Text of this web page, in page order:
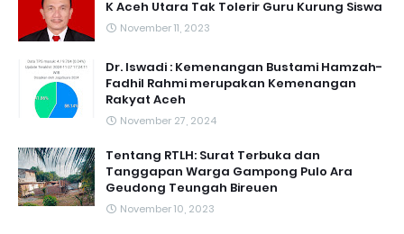
K Aceh Utara Tak Tolerir Guru Kurung Siswa
November 11, 2023
Dr. Iswadi : Kemenangan Bustami Hamzah-
Fadhil Rahmi merupakan Kemenangan
Rakyat Aceh
November 27, 2024
Tentang RTLH: Surat Terbuka dan
Tanggapan Warga Gampong Pulo Ara
Geudong Teungah Bireuen
November 10, 2023